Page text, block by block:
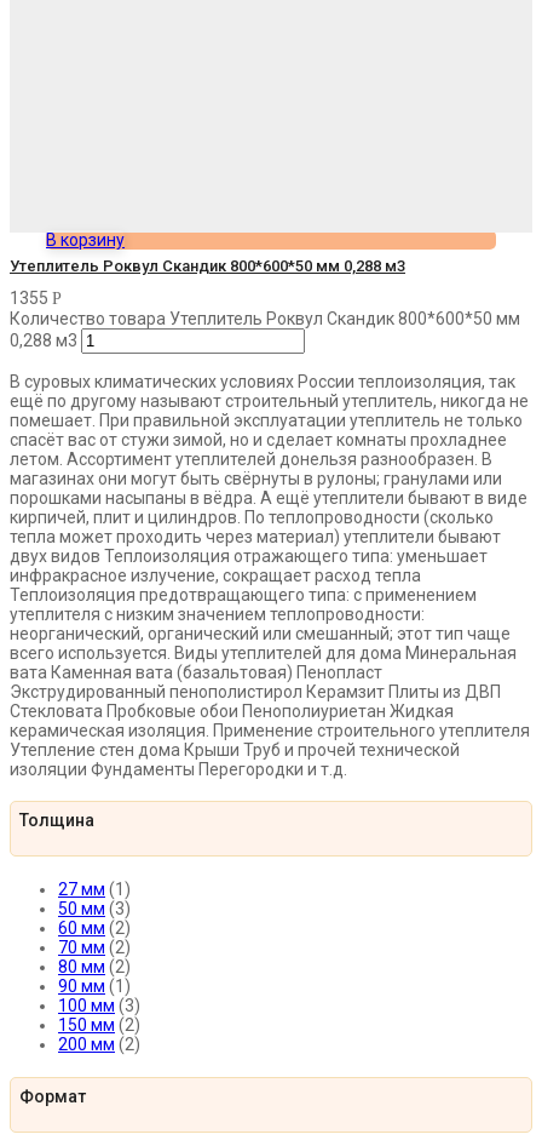
В корзину
Утеплитель Роквул Скандик 800*600*50 мм 0,288 м3
1355 Р
Количество товара Утеплитель Роквул Скандик 800*600*50 мм
0,288 м3
В суровых климатических условиях России теплоизоляция, так
ещё по другому называют строительный утеплитель, никогда не
помешает. При правильной эксплуатации утеплитель не только
спасёт вас от стужи зимой, но и сделает комнаты прохладнее
летом. Ассортимент утеплителей донельзя разнообразен. В
магазинах они могут быть свёрнуты в рулоны; гранулами или
порошками насыпаны в вёдра. А ещё утеплители бывают в виде
кирпичей, плит и цилиндров. По теплопроводности (сколько
тепла может проходить через материал) утеплители бывают
двух видов Теплоизоляция отражающего типа: уменьшает
инфракрасное излучение, сокращает расход тепла
Теплоизоляция предотвращающего типа: с применением
утеплителя с низким значением теплопроводности:
неорганический, органический или смешанный; этот тип чаще
всего используется. Виды утеплителей для дома Минеральная
вата Каменная вата (базальтовая) Пенопласт
Экструдированный пенополистирол Керамзит Плиты из ДВП
Стекловата Пробковые обои Пенополиуриетан Жидкая
керамическая изоляция. Применение строительного утеплителя
Утепление стен дома Крыши Труб и прочей технической
изоляции Фундаменты Перегородки и т.д.
Толщина
27 мм (1)
50 мм (3)
60 мм (2)
70 мм (2)
80 мм (2)
90 мм (1)
100 мм (3)
150 мм (2)
200 мм (2)
Формат